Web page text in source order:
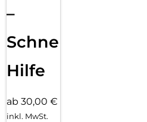
–
Schnelle
Hilfe
ab 30,00 €
inkl. MwSt.